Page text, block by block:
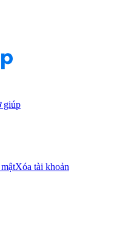
giúp
Xóa tài khoản